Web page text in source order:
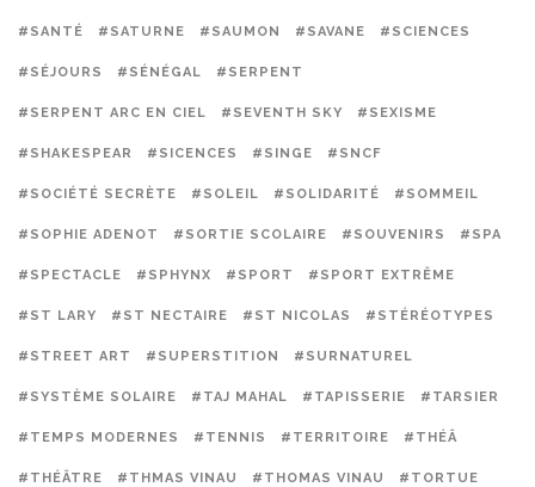
#SANTÉ #SATURNE #SAUMON #SAVANE #SCIENCES
#SÉJOURS #SÉNÉGAL #SERPENT
#SERPENT ARC EN CIEL #SEVENTH SKY #SEXISME
#SHAKESPEAR #SICENCES #SINGE #SNCF
#SOCIÉTÉ SECRÈTE #SOLEIL #SOLIDARITÉ #SOMMEIL
#SOPHIE ADENOT #SORTIE SCOLAIRE #SOUVENIRS #SPA
#SPECTACLE #SPHYNX #SPORT #SPORT EXTRÊME
#ST LARY #ST NECTAIRE #ST NICOLAS #STÉRÉOTYPES
#STREET ART #SUPERSTITION #SURNATUREL
#SYSTÈME SOLAIRE #TAJ MAHAL #TAPISSERIE #TARSIER
#TEMPS MODERNES #TENNIS #TERRITOIRE #THÉÂ
#THÉÂTRE #THMAS VINAU #THOMAS VINAU #TORTUE